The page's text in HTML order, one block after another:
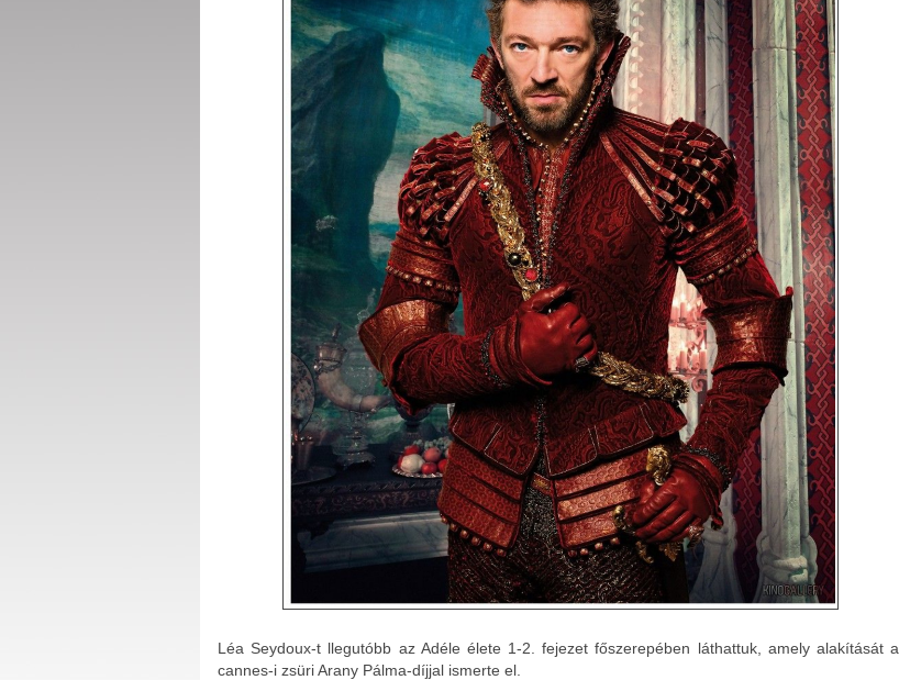
Léa Seydoux-t llegutóbb az Adéle élete 1-2. fejezet főszerepében láthattuk, amely alakítását a
cannes-i zsüri Arany Pálma-díjjal ismerte el.